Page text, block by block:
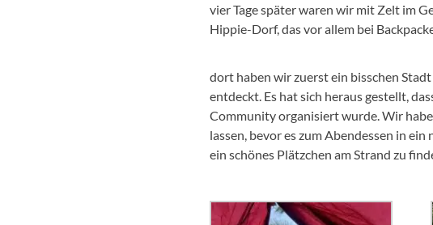
vier Tage später waren wir mit Zelt im
Hippie-Dorf, das vor allem bei
dort haben wir zuerst ein bisschen
entdeckt. Es hat sich heraus gestellt,
Community organisiert wurde. Wir
lassen, bevor es zum Abendessen in
ein schönes Plätzchen am Strand zu